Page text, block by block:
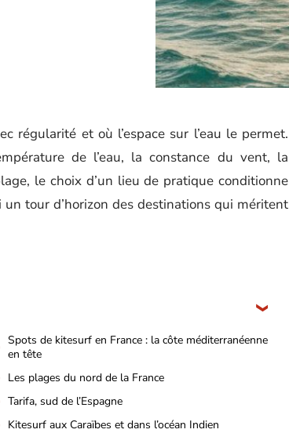
et où l’espace sur l’eau le permet.
de l’eau, la constance du vent, la
le choix d’un lieu de pratique conditionne
tour d’horizon des destinations qui méritent
Spots de kitesurf en France : la côte méditerranéenne
en tête
Les plages du nord de la France
Tarifa, sud de l’Espagne
Kitesurf aux Caraïbes et dans l’océan Indien